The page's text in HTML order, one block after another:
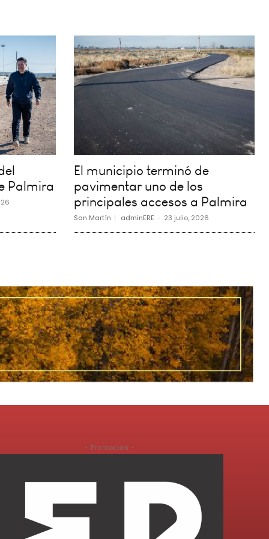
Palmira
El municipio terminó de
pavimentar uno de los
principales accesos a Palmira
San Martín adminERE - 23 julio, 2026
- Promoción -